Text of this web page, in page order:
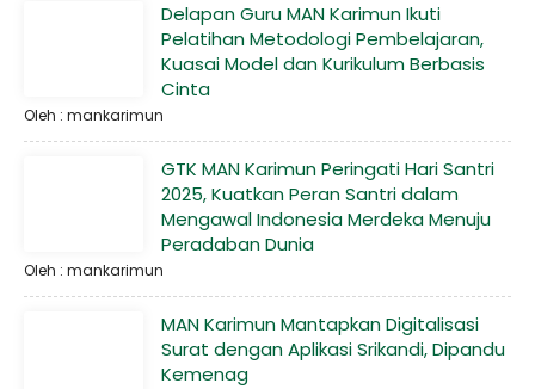
Delapan Guru MAN Karimun Ikuti
Pelatihan Metodologi Pembelajaran,
Kuasai Model dan Kurikulum Berbasis
Cinta
Oleh : mankarimun
GTK MAN Karimun Peringati Hari Santri
2025, Kuatkan Peran Santri dalam
Mengawal Indonesia Merdeka Menuju
Peradaban Dunia
Oleh : mankarimun
MAN Karimun Mantapkan Digitalisasi
Surat dengan Aplikasi Srikandi, Dipandu
Kemenag